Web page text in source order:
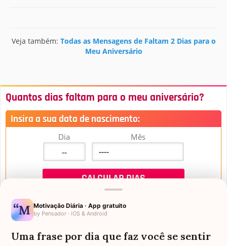
Veja também: Todas as Mensagens de Faltam 2 Dias para o
Meu Aniversário
Quantos dias faltam para o meu aniversário?
Insira a sua data de nascimento:
Dia Mês
Motivação Diária · App gratuito
by Pensador · iOS & Android
Uma frase por dia que faz você se sentir